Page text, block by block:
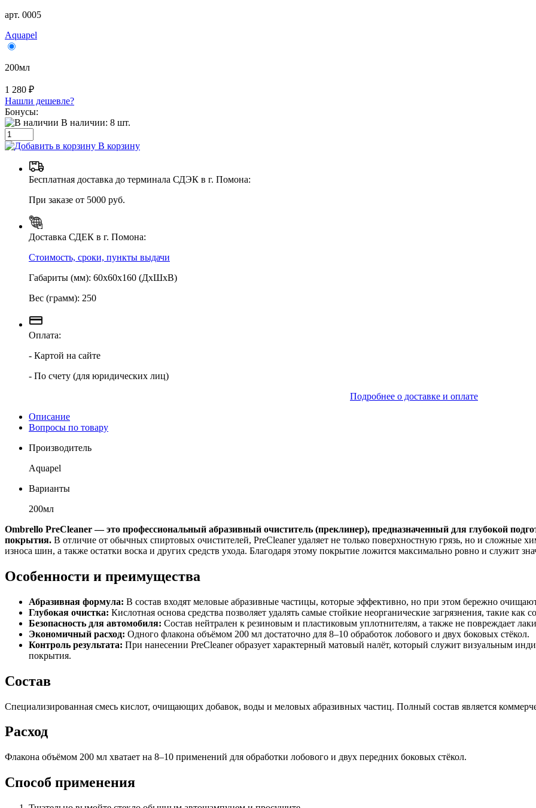
арт. 0005
Aquapel
200мл
1 280 ₽
Нашли дешевле?
Бонусы:
В наличии: 8 шт.
В корзину
Бесплатная доставка до терминала СДЭК в г. Помона:
При заказе от 5000 руб.
Доставка СДЕК в г. Помона:
Стоимость, сроки, пункты выдачи
Габариты (мм): 60х60х160 (ДхШхВ)
Вес (грамм): 250
Оплата:
- Картой на сайте
- По счету (для юридических лиц)
Подробнее о доставке и оплате
Описание
Вопросы по товару
Производитель
Aquapel
Варианты
200мл
Ombrello PreCleaner — это профессиональный абразивный очиститель (преклинер), предназначенный для глубокой
покрытия. В отличие от обычных спиртовых очистителей, PreCleaner удаляет не только поверхностную грязь, но и сложные
износа шин, а также остатки воска и других средств ухода. Благодаря этому покрытие ложится максимально ровно и служит
Особенности и преимущества
Абразивная формула: В состав входят меловые абразивные частицы, которые эффективно, но при этом бережно
Глубокая очистка: Кислотная основа средства позволяет удалять самые стойкие неорганические загрязнения, такие
Безопасность для автомобиля: Состав нейтрален к резиновым и пластиковым уплотнителям, а также не повреждает
Экономичный расход: Одного флакона объёмом 200 мл достаточно для 8–10 обработок лобового и двух боковых стёкол.
Контроль результата: При нанесении PreCleaner образует характерный матовый налёт, который служит визуальным
покрытия.
Состав
Специализированная смесь кислот, очищающих добавок, воды и меловых абразивных частиц. Полный состав является
Расход
Флакона объёмом 200 мл хватает на 8–10 применений для обработки лобового и двух передних боковых стёкол.
Способ применения